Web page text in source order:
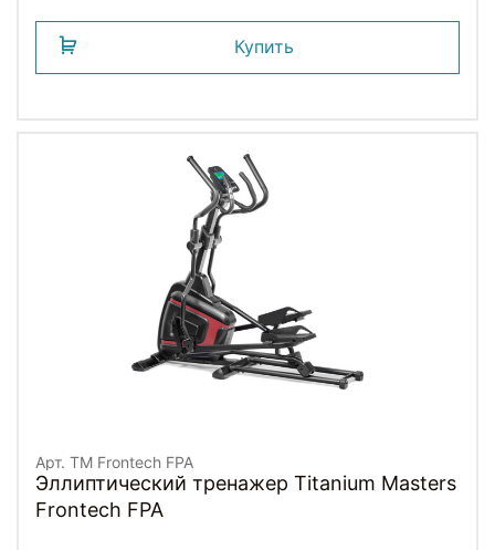
Купить
Арт. TM Frontech FPA
Эллиптический тренажер Titanium Masters
Frontech FPA